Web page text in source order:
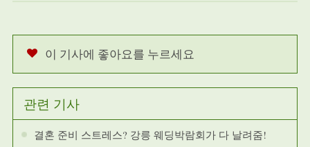
이 기사에 좋아요를 누르세요
관련 기사
결혼 준비 스트레스? 강릉 웨딩박람회가 다 날려줌!